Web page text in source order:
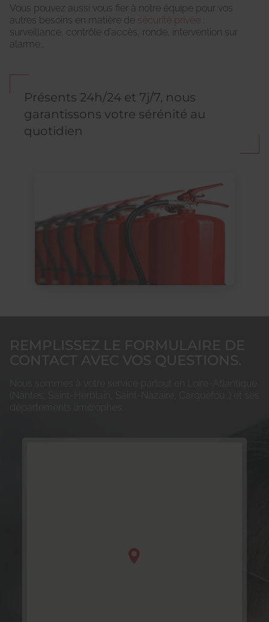
Vous pouvez aussi vous fier à notre équipe pour vos
autres besoins en matière de sécurité privée :
surveillance, contrôle d’accès, ronde, intervention sur
alarme…
Présents 24h/24 et 7j/7, nous
garantissons votre sérénité au
quotidien
REMPLISSEZ LE FORMULAIRE DE
CONTACT AVEC VOS QUESTIONS.
Nous sommes à votre service partout en Loire-Atlantique